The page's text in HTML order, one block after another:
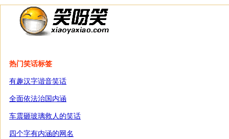
热门笑话标签
有趣汉字谐音笑话
全面依法治国内涵
车震砸玻璃救人的笑话
四个字有内涵的网名